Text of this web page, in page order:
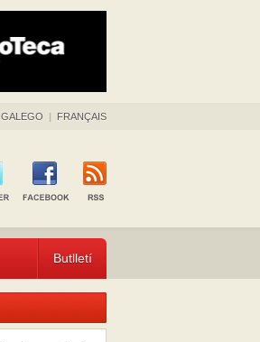
GALEGO | FRANÇAIS
Butlletí